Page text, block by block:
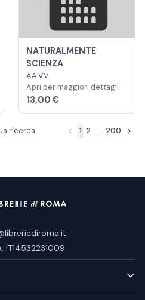
NATURALMENTE
SCIENZA
AA.VV.
Apri per maggiori dettagli
13,00 €
ricerca 1 2 ... 200
IT14532231009